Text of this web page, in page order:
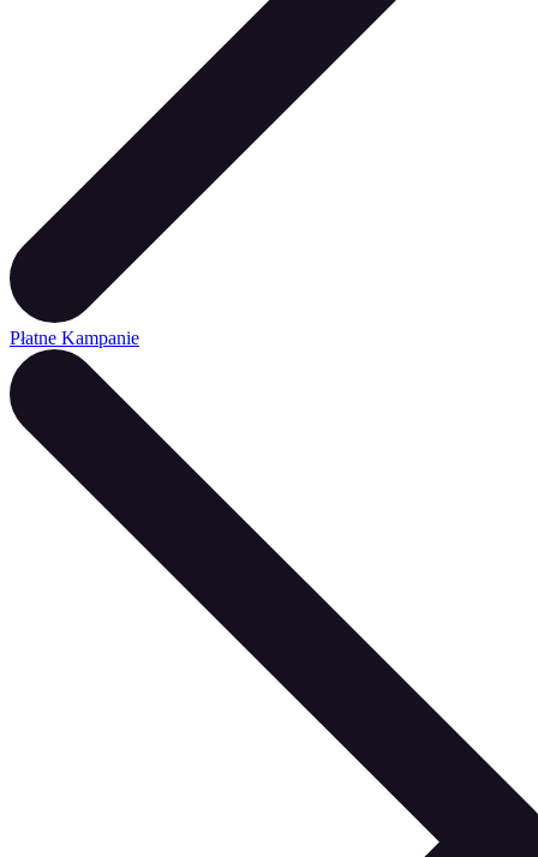
Płatne Kampanie